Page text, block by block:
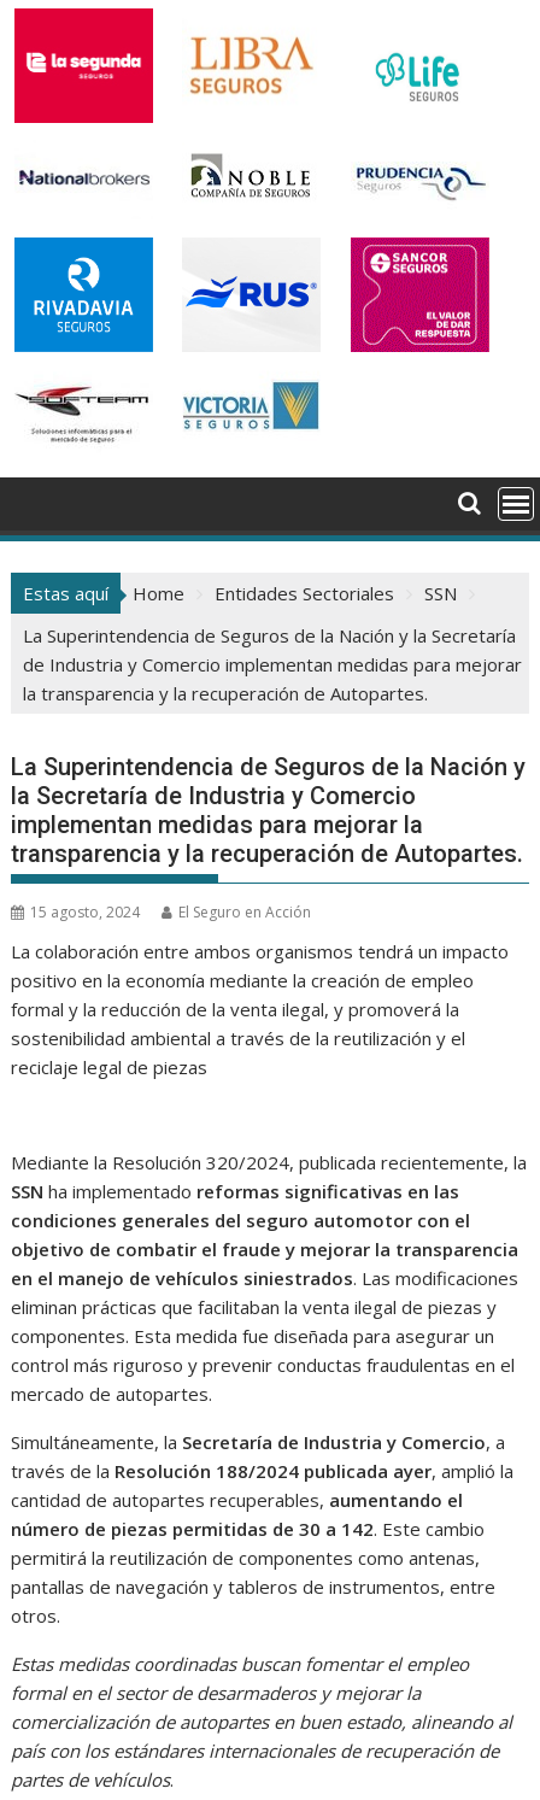
Estas aquí Home Entidades Sectoriales
SSN
La Superintendencia de Seguros de la Nación y la Secretaría
de Industria y Comercio implementan medidas para mejorar
la transparencia y la recuperación de Autopartes.
La Superintendencia de Seguros de la Nación y
la Secretaría de Industria y Comercio
implementan medidas para mejorar la
transparencia y la recuperación de Autopartes.
15 agosto, 2024 El Seguro en Acción
La colaboración entre ambos organismos tendrá un impacto
positivo en la economía mediante la creación de empleo
formal y la reducción de la venta ilegal, y promoverá la
sostenibilidad ambiental a través de la reutilización y el
reciclaje legal de piezas
Mediante la Resolución 320/2024, publicada recientemente, la
SSN ha implementado reformas significativas en las
condiciones generales del seguro automotor con el
objetivo de combatir el fraude y mejorar la transparencia
en el manejo de vehículos siniestrados. Las modificaciones
eliminan prácticas que facilitaban la venta ilegal de piezas y
componentes. Esta medida fue diseñada para asegurar un
control más riguroso y prevenir conductas fraudulentas en el
mercado de autopartes.
Simultáneamente, la Secretaría de Industria y Comercio, a
través de la Resolución 188/2024 publicada ayer, amplió la
cantidad de autopartes recuperables, aumentando el
número de piezas permitidas de 30 a 142. Este cambio
permitirá la reutilización de componentes como antenas,
pantallas de navegación y tableros de instrumentos, entre
otros.
Estas medidas coordinadas buscan fomentar el empleo
formal en el sector de desarmaderos y mejorar la
comercialización de autopartes en buen estado, alineando al
país con los estándares internacionales de recuperación de
partes de vehículos.